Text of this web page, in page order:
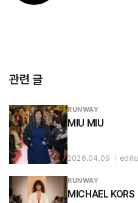
관련 글
RUNWAY
MIU MIU
2026.04.09
RUNWAY
MICHAEL KORS